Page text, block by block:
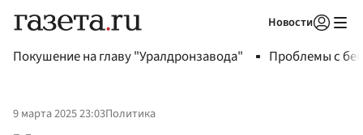
Новости
Покушение на главу "Уралдронзавода" Проблемы с
9 марта 2025 23:03Политика